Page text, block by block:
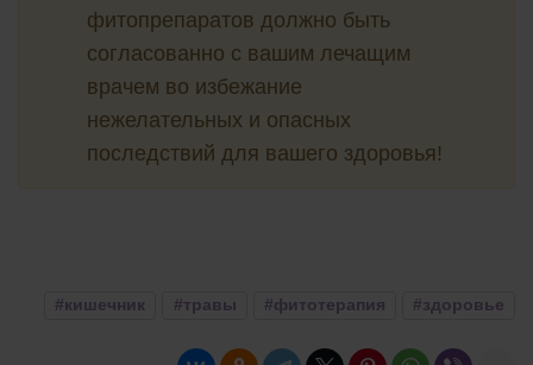
фитопрепаратов должно быть
согласованно с вашим лечащим
врачем во избежание
нежелательных и опасных
последствий для вашего здоровья!
#здоровье
#фитотерапия
#травы
#кишечник